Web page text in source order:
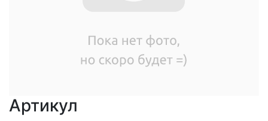
Артикул